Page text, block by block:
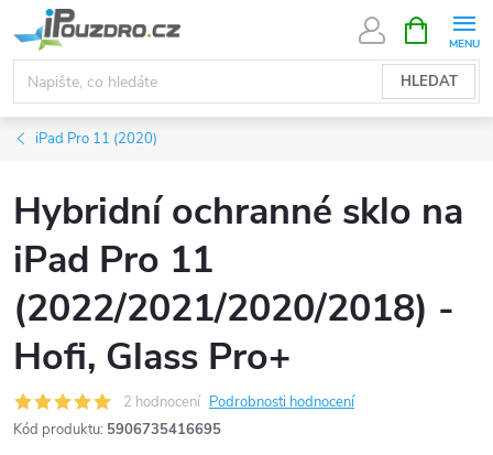
na
obsah
HLEDAT
NÁKUPNÍ
KOŠÍK
iPad Pro 11 (2020)
Hybridní ochranné sklo na
iPad Pro 11
(2022/2021/2020/2018) -
Hofi, Glass Pro+
2 hodnocení Podrobnosti hodnocení
Kód produktu: 5906735416695